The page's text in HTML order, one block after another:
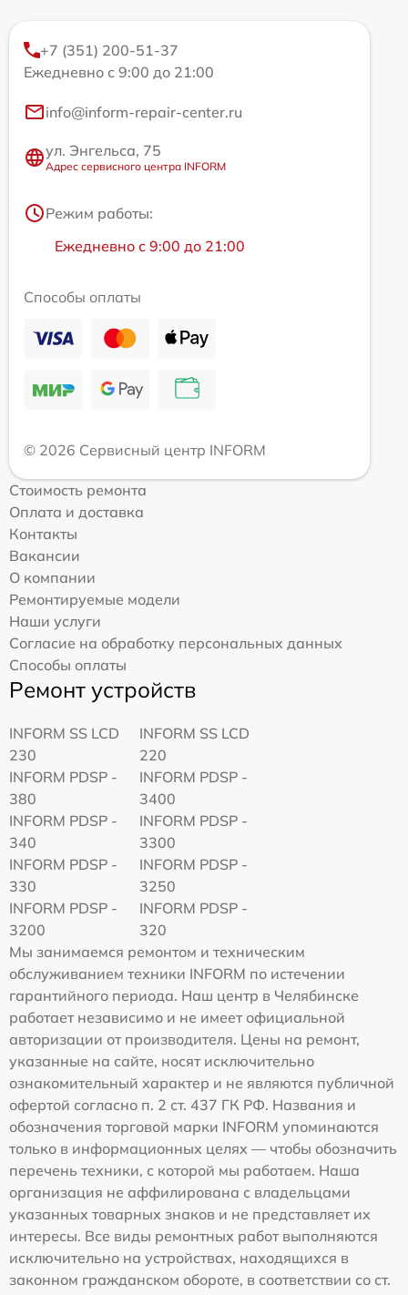
+7 (351) 200-51-37
Ежедневно с 9:00 до 21:00
info@inform-repair-center.ru
ул. Энгельса, 75
Адрес сервисного центра INFORM
Режим работы:
Ежедневно с 9:00 до 21:00
Способы оплаты
© 2026 Сервисный центр INFORM
Стоимость ремонта
Оплата и доставка
Контакты
Вакансии
О компании
Ремонтируемые модели
Наши услуги
Согласие на обработку персональных данных
Способы оплаты
Ремонт устройств
INFORM SS LCD
230
INFORM SS LCD
220
INFORM PDSP -
380
INFORM PDSP -
3400
INFORM PDSP -
340
INFORM PDSP -
3300
INFORM PDSP -
330
INFORM PDSP -
3250
INFORM PDSP -
3200
INFORM PDSP -
320
Мы занимаемся ремонтом и техническим
обслуживанием техники INFORM по истечении
гарантийного периода. Наш центр в Челябинске
работает независимо и не имеет официальной
авторизации от производителя. Цены на ремонт,
указанные на сайте, носят исключительно
ознакомительный характер и не являются публичной
офертой согласно п. 2 ст. 437 ГК РФ. Названия и
обозначения торговой марки INFORM упоминаются
только в информационных целях — чтобы обозначить
перечень техники, с которой мы работаем. Наша
организация не аффилирована с владельцами
указанных товарных знаков и не представляет их
интересы. Все виды ремонтных работ выполняются
исключительно на устройствах, находящихся в
законном гражданском обороте, в соответствии со ст.